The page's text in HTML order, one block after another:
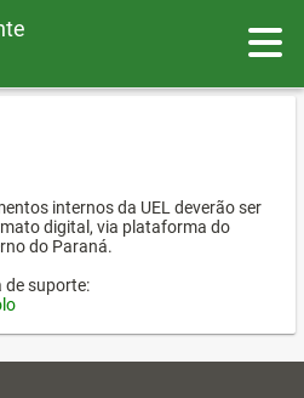
internos da UEL deverão ser
digital, via plataforma do
do Paraná.
de suporte: